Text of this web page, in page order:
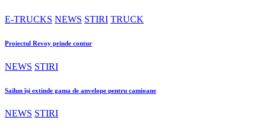
E-TRUCKS NEWS STIRI TRUCK
Proiectul Revoy prinde contur
NEWS STIRI
Sailun își extinde gama de anvelope pentru camioane
NEWS STIRI